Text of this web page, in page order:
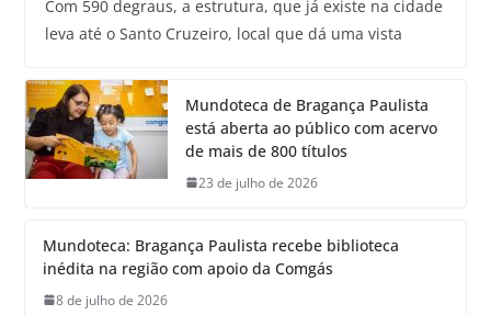
Com 590 degraus, a estrutura, que já existe na cidade
leva até o Santo Cruzeiro, local que dá uma vista
Mundoteca de Bragança Paulista
está aberta ao público com acervo
de mais de 800 títulos
23 de julho de 2026
Mundoteca: Bragança Paulista recebe biblioteca
inédita na região com apoio da Comgás
8 de julho de 2026